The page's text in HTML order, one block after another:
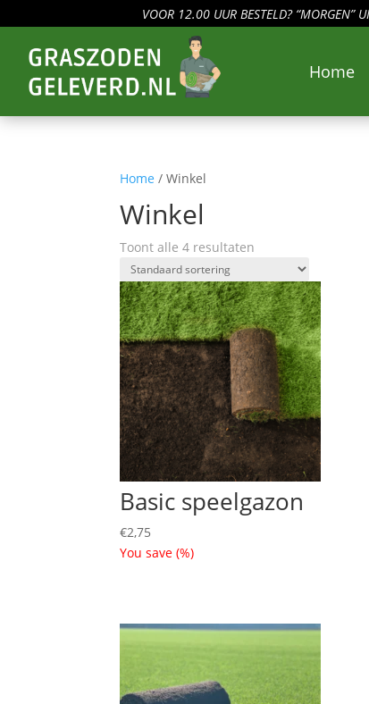
VOOR 12.00 UUR BESTELD? “MORGEN”
Home
Home / Winkel
Winkel
Toont alle 4 resultaten
Basic speelgazon
€2,75
You save(%)